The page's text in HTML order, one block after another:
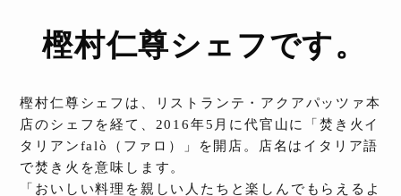
樫村仁尊シェフです。
樫村仁尊シェフは、リストランテ・アクアパッツァ本
店のシェフを経て、2016年5月に代官山に「焚き火イ
タリアンfalò（ファロ）」を開店。店名はイタリア語
で焚き火を意味します。
「おいしい料理を親しい人たちと楽しんでもらえるよ